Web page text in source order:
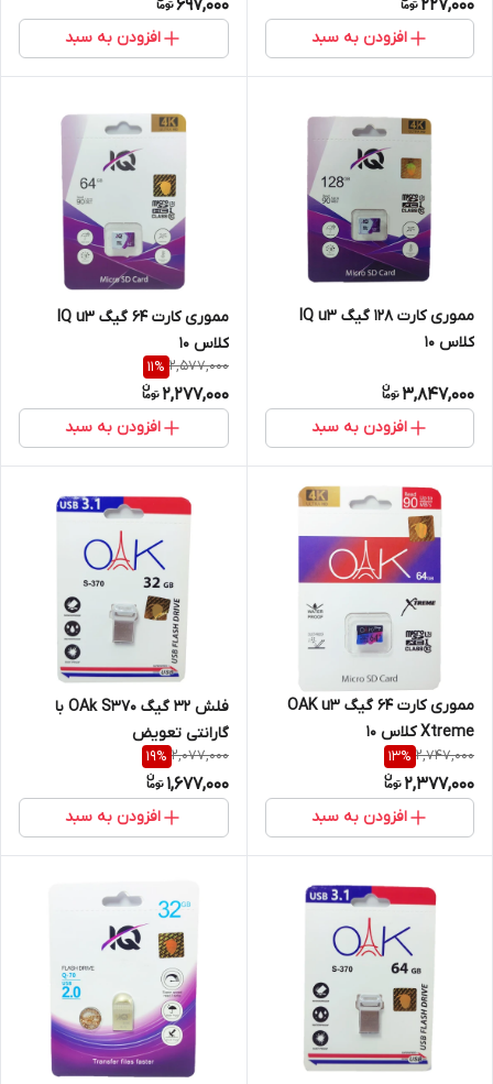
227,000
افزودن به سبد
697,000
افزودن به سبد
مموری کارت 128 گیگ IQ u3
کلاس 10
3,847,000
افزودن به سبد
مموری کارت 64 گیگ IQ u3
کلاس 10
2,577,000
11%
2,277,000
افزودن به سبد
مموری کارت 64 گیگ OAK u3
Xtreme کلاس 10
2,747,000
13%
2,377,000
افزودن به سبد
فلش 32 گیگ OAk S370 با
گارانتی تعویض
2,077,000
19%
1,677,000
افزودن به سبد